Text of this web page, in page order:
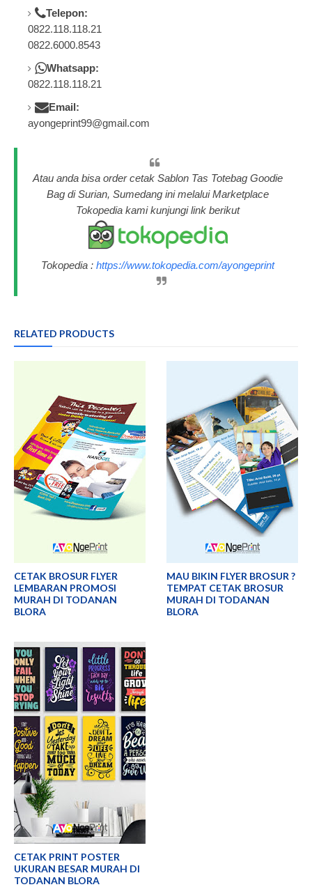
Telepon:
0822.118.118.21
0822.6000.8543
Whatsapp:
0822.118.118.21
Email:
ayongeprint99@gmail.com
Atau anda bisa order cetak Sablon Tas Totebag Goodie
Bag di Surian, Sumedang ini melalui Marketplace
Tokopedia kami kunjungi link berikut
Tokopedia : https://www.tokopedia.com/ayongeprint
RELATED PRODUCTS
CETAK BROSUR FLYER
LEMBARAN PROMOSI
MURAH DI TODANAN
BLORA
MAU BIKIN FLYER BROSUR ?
TEMPAT CETAK BROSUR
MURAH DI TODANAN
BLORA
CETAK PRINT POSTER
UKURAN BESAR MURAH DI
TODANAN BLORA